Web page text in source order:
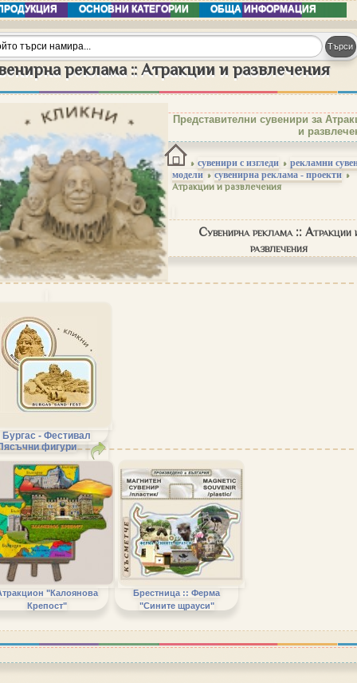
ОСНОВНИ КАТЕГОРИИ ОБЩА ИНФОРМАЦИЯ
реклама :: Атракции и развлечения
Представителни сувенири за
и
» сувенири с изгледи » рекламни
модели » сувенирна реклама - проекти »
Атракции и развлечения
Сувенирна реклама :: Атракции
развлечения
Бургас - Фестивал
фигури
"Калоянова
Крепост"
Брестница :: Ферма
"Сините щрауси"